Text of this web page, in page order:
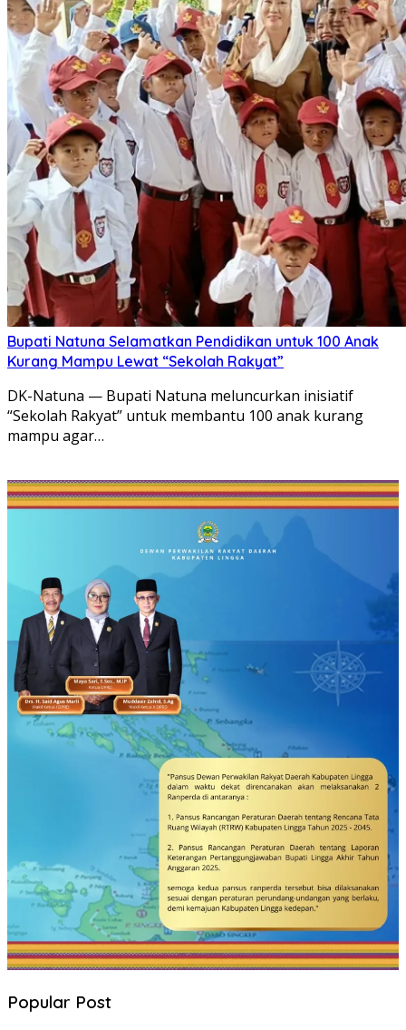
Bupati Natuna Selamatkan Pendidikan untuk 100 Anak
Kurang Mampu Lewat “Sekolah Rakyat”
DK-Natuna — Bupati Natuna meluncurkan inisiatif
“Sekolah Rakyat” untuk membantu 100 anak kurang
mampu agar…
Popular Post